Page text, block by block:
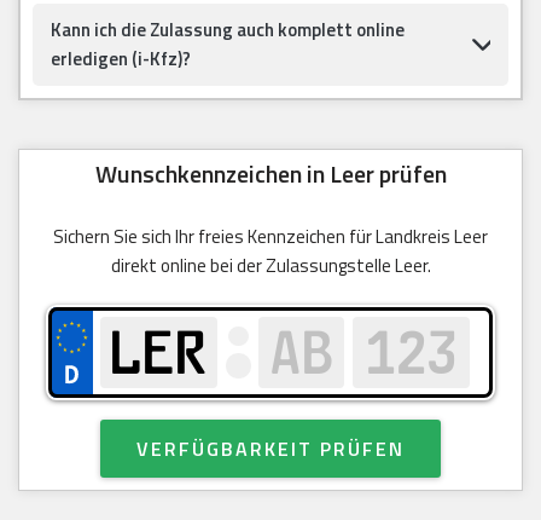
Kann ich die Zulassung auch komplett online
erledigen (i-Kfz)?
Wunschkennzeichen in Leer prüfen
Sichern Sie sich Ihr freies Kennzeichen für Landkreis Leer
direkt online bei der Zulassungstelle Leer.
VERFÜGBARKEIT PRÜFEN